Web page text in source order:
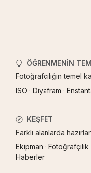
ÖĞRENMENIN
Fotoğrafçılığın temel
ISO · Diyafram ·
KEŞFET
Farklı alanlarda
Ekipman · Fotoğrafçılık
Haberler